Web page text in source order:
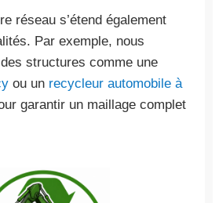
réseau s’étend également
Par exemple, nous
structures comme une
ou un recycleur automobile à
garantir un maillage complet